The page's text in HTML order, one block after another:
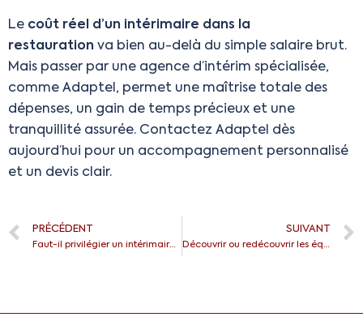
Le coût réel d’un intérimaire dans la
restauration va bien au-delà du simple salaire brut.
Mais passer par une agence d’intérim spécialisée,
comme Adaptel, permet une maîtrise totale des
dépenses, un gain de temps précieux et une
tranquillité assurée. Contactez Adaptel dès
aujourd’hui pour un accompagnement personnalisé
et un devis clair.
PRÉCÉDENT
Faut-il privilégier un intérimaire ou un CDD en cas d’absence longue durée ?
SUIVANT
Découvrir ou redécouvrir les équipes d’Adaptel !